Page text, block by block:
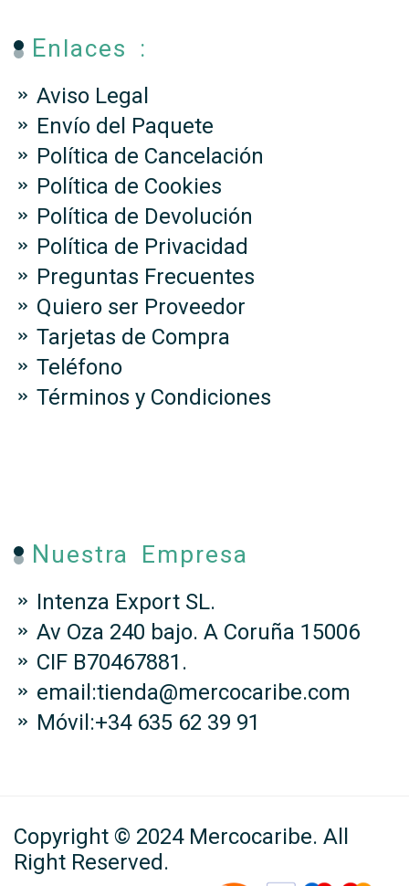
Enlaces :
Aviso Legal
Envío del Paquete
Política de Cancelación
Política de Cookies
Política de Devolución
Política de Privacidad
Preguntas Frecuentes
Quiero ser Proveedor
Tarjetas de Compra
Teléfono
Términos y Condiciones
Nuestra Empresa
Intenza Export SL.
Av Oza 240 bajo. A Coruña 15006
CIF B70467881.
email:tienda@mercocaribe.com
Móvil:+34 635 62 39 91
Copyright © 2024 Mercocaribe. All
Right Reserved.